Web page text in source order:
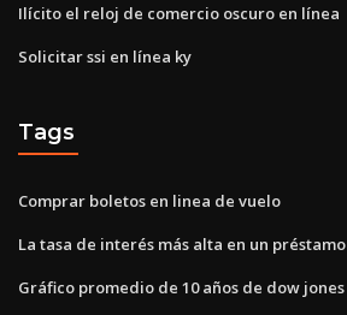
Ilícito el reloj de comercio oscuro en línea
Solicitar ssi en línea ky
Tags
Comprar boletos en linea de vuelo
La tasa de interés más alta en un préstamo
Gráfico promedio de 10 años de dow jones